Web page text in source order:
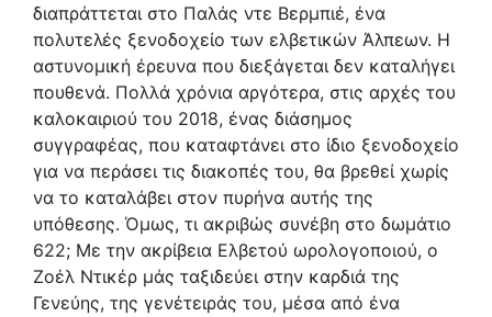
διαπράττεται στο Παλάς ντε Βερµπιέ, ένα
πολυτελές ξενοδοχείο των ελβετικών Άλπεων. Η
αστυνοµική έρευνα που διεξάγεται δεν καταλήγει
πουθενά. Πολλά χρόνια αργότερα, στις αρχές του
καλοκαιριού του 2018, ένας διάσηµος
συγγραφέας, που καταφτάνει στο ίδιο ξενοδοχείο
για να περάσει τις διακοπές του, θα βρεθεί χωρίς
να το καταλάβει στον πυρήνα αυτής της
υπόθεσης. Όµως, τι ακριβώς συνέβη στο δωµάτιο
622; Με την ακρίβεια Ελβετού ωρολογοποιού, ο
Ζοέλ Ντικέρ µάς ταξιδεύει στην καρδιά της
Γενεύης, της γενέτειράς του, µέσα από ένα